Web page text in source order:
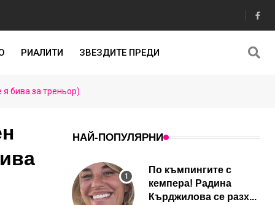
РИАЛИТИ ЗВЕЗДИТЕ ПРЕДИ
бива за треньор)
НАЙ-ПОПУЛЯРНИ
По къмпингите с
кемпера! Радина
Кърджилова се разх...